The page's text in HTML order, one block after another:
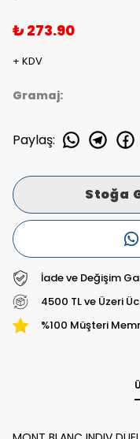
₺ 273.90
+ KDV
Gramaj:
Paylaş:
Stoğa
İade ve Değişim
4500 TL ve Üzeri
%100 Müşteri